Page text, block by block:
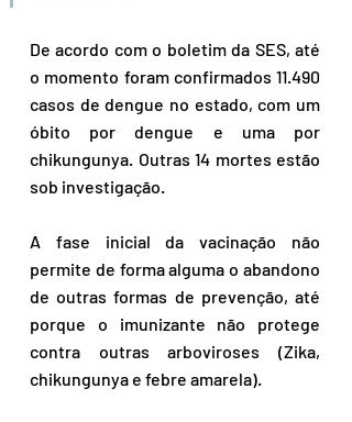
De acordo com o boletim da SES, até
o momento foram confirmados 11.490
casos de dengue no estado, com um
óbito por dengue e uma por
chikungunya. Outras 14 mortes estão
sob investigação.
A fase inicial da vacinação não
permite de forma alguma o abandono
de outras formas de prevenção, até
porque o imunizante não protege
contra outras arboviroses (Zika,
chikungunya e febre amarela).